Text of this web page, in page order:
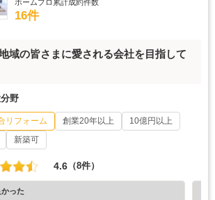
ホームプロ累計成約件数
16件
域の皆さまに愛される会社を目指して
野
リフォーム 創業20年以上
10億円以上
新築可
4.6 （8件）
かった